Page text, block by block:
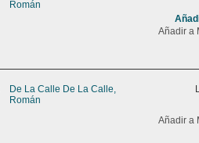
Román
Añadir a
De La Calle De La Calle,
Román
Añadir a